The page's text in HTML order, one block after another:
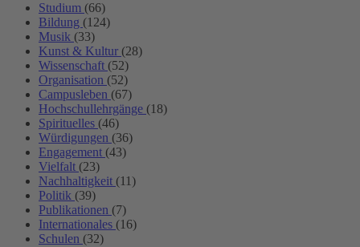
Studium (66)
Bildung (124)
Musik (33)
Kunst & Kultur (28)
Wissenschaft (52)
Organisation (52)
Campusleben (67)
Hochschullehrgänge (18)
Spirituelles (46)
Würdigungen (36)
Engagement (43)
Vielfalt (23)
Nachhaltigkeit (11)
Politik (39)
Publikationen (7)
Internationales (16)
Schulen (32)